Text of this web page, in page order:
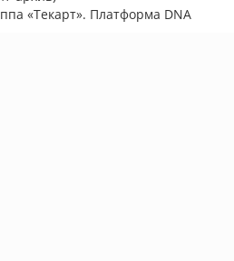
«Текарт». Платформа DNA